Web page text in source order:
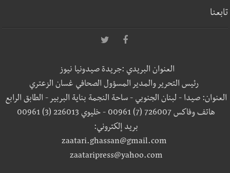
تابعنا
العنوان البريدي :جريدة صيدونيا نيوز
رئيس التحرير والمدير المسؤول الصحافي غسان الزعتري
العنوان: صيدا - لبنان الجنوبي - ساحة النجمة بناية البربير - الطابق الرابع
هاتف وفاكس 726007 (7) 00961 - خليوي 226013 (3) 00961
بريد إلكتروني:
zaatari.ghassan@gmail.com
zaataripress@yahoo.com